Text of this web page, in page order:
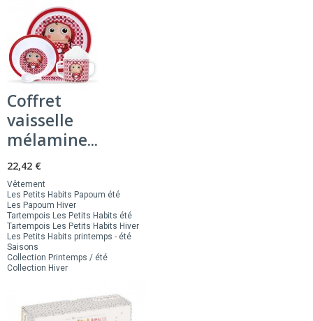
Coffret
vaisselle
mélamine...
22,42 €
Vêtement
Les Petits Habits Papoum été
Les Papoum Hiver
Tartempois Les Petits Habits été
Tartempois Les Petits Habits Hiver
Les Petits Habits printemps - été
Saisons
Collection Printemps / été
Collection Hiver